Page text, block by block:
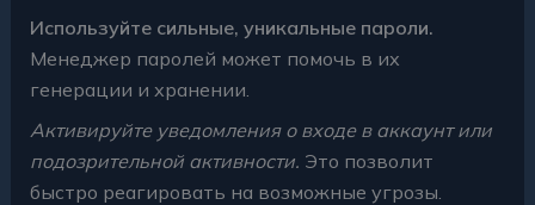
Используйте сильные, уникальные пароли.
Менеджер паролей может помочь в их
генерации и хранении.
Активируйте уведомления о входе в аккаунт или
подозрительной активности. Это позволит
быстро реагировать на возможные угрозы.